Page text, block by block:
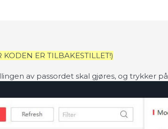
ER TILBAKESTILLET!)
av passordet skal gjøres, og trykker på